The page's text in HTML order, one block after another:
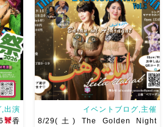
さんソロとそして三人の群舞を
踊ってくれます♡ 東京から参
加の元麻ノ葉の ルイもあの懐
かしの曲をソロ踊ります […]
,出演
香
イベントブログ,主催
8/29(土) The Golden Night